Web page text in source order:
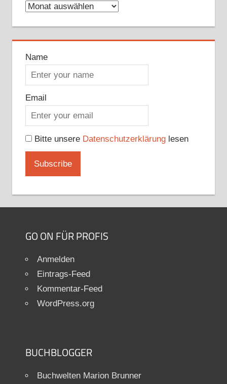
Archive
Name
Email
Bitte unsere Datenschutzerklärunglesen
GO ON FÜR PROFIS
Anmelden
Eintrags-Feed
Kommentar-Feed
WordPress.org
BUCHBLOGGER
Buchwelten Marion Brunner